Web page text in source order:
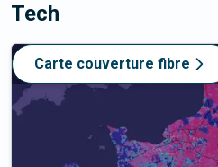
Tech
Carte couverture fibre